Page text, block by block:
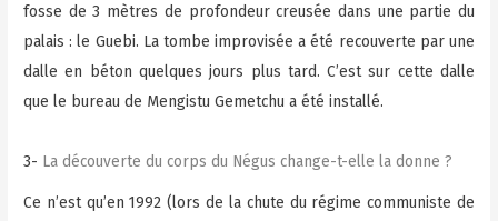
fosse de 3 mètres de profondeur creusée dans une partie du
palais : le Guebi. La tombe improvisée a été recouverte par une
dalle en béton quelques jours plus tard. C’est sur cette dalle
que le bureau de Mengistu Gemetchu a été installé.
3- La découverte du corps du Négus change-t-elle la donne ?
Ce n’est qu’en 1992 (lors de la chute du régime communiste de